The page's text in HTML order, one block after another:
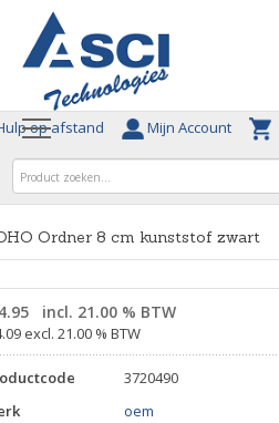
op afstand Mijn Account
Ordner 8 cm kunststof zwart
incl. 21.00 % BTW
excl. 21.00 % BTW
3720490
oem